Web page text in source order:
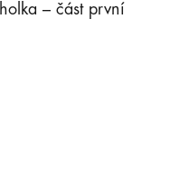
holka – část první